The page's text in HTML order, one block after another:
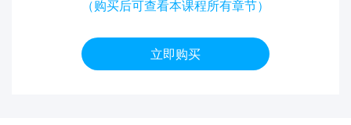
（购买后可查看本课程所有章节）
立即购买